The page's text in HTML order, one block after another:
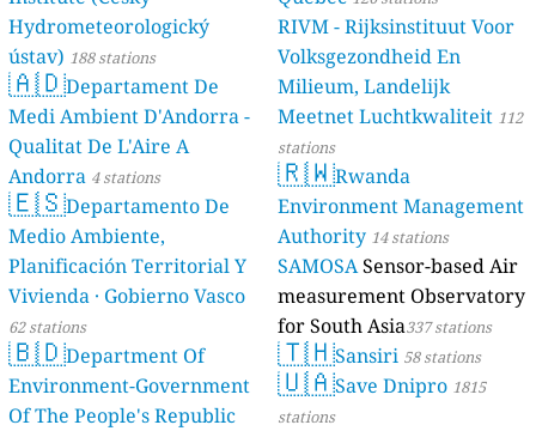
Hydrometeorologický
ústav) 188 stations
🇦🇩Departament De
Medi Ambient D'Andorra -
Qualitat De L'Aire A
Andorra 4 stations
🇪🇸Departamento De
Medio Ambiente,
Planificación Territorial Y
Vivienda · Gobierno Vasco
62 stations
🇧🇩Department Of
Environment-Government
Of The People's Republic
RIVM - Rijksinstituut Voor
Volksgezondheid En
Milieum, Landelijk
Meetnet Luchtkwaliteit 112
stations
🇷🇼Rwanda
Environment Management
Authority 14 stations
SAMOSASensor-based Air
measurement Observatory
for South Asia337 stations
🇹🇭Sansiri 58 stations
🇺🇦Save Dnipro 1815
stations